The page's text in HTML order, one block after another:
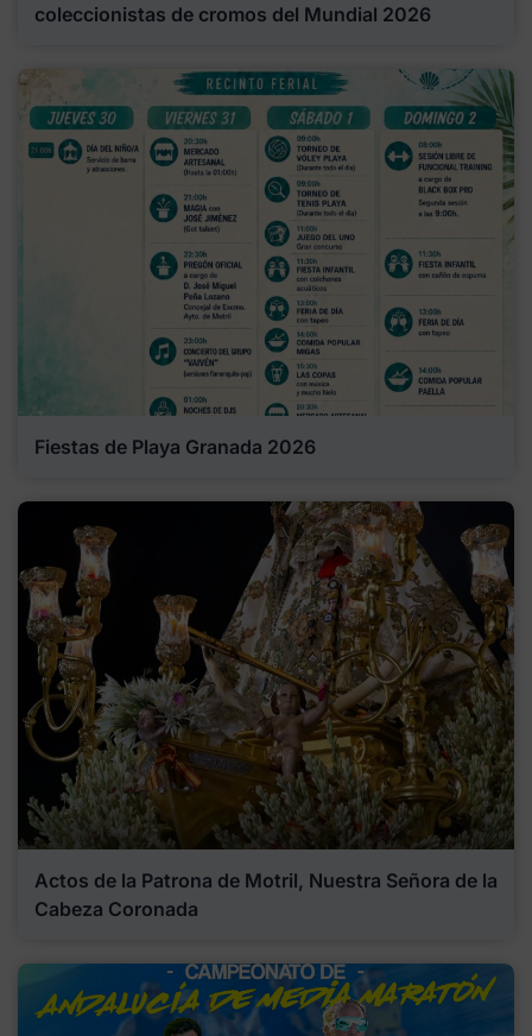
coleccionistas de cromos del Mundial 2026
Fiestas de Playa Granada 2026
Actos de la Patrona de Motril, Nuestra Señora de la
Cabeza Coronada